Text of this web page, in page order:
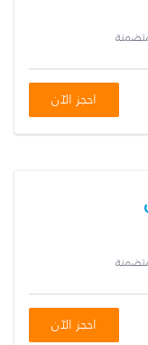
احجز الآن
احجز الآن